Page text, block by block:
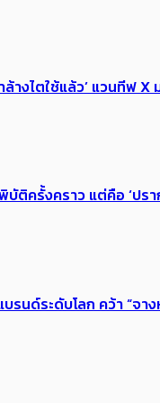
ล้างไตใช้แล้ว’ แวนทีฟ
พิบัติครั้งคราว แต่คือ ‘
รนด์ระดับโลก คว้า “จา